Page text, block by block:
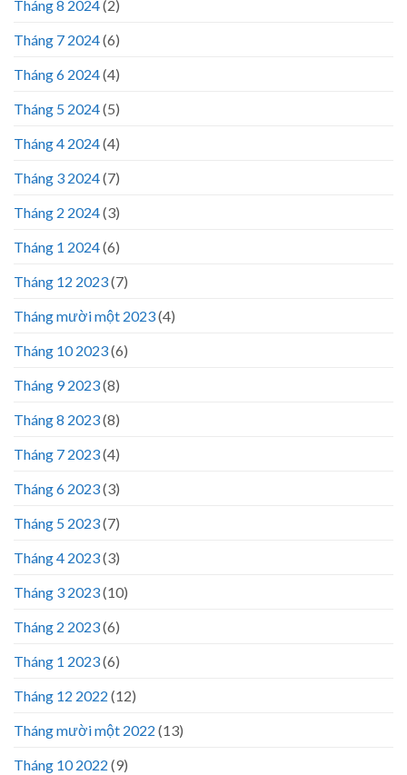
Tháng 8 2024(2)
Tháng 7 2024(6)
Tháng 6 2024(4)
Tháng 5 2024(5)
Tháng 4 2024(4)
Tháng 3 2024(7)
Tháng 2 2024(3)
Tháng 1 2024(6)
Tháng 12 2023(7)
Tháng mười một 2023(4)
Tháng 10 2023(6)
Tháng 9 2023(8)
Tháng 8 2023(8)
Tháng 7 2023(4)
Tháng 6 2023(3)
Tháng 5 2023(7)
Tháng 4 2023(3)
Tháng 3 2023(10)
Tháng 2 2023(6)
Tháng 1 2023(6)
Tháng 12 2022 (12)
Tháng mười một 2022 (13)
Tháng 10 2022 (9)